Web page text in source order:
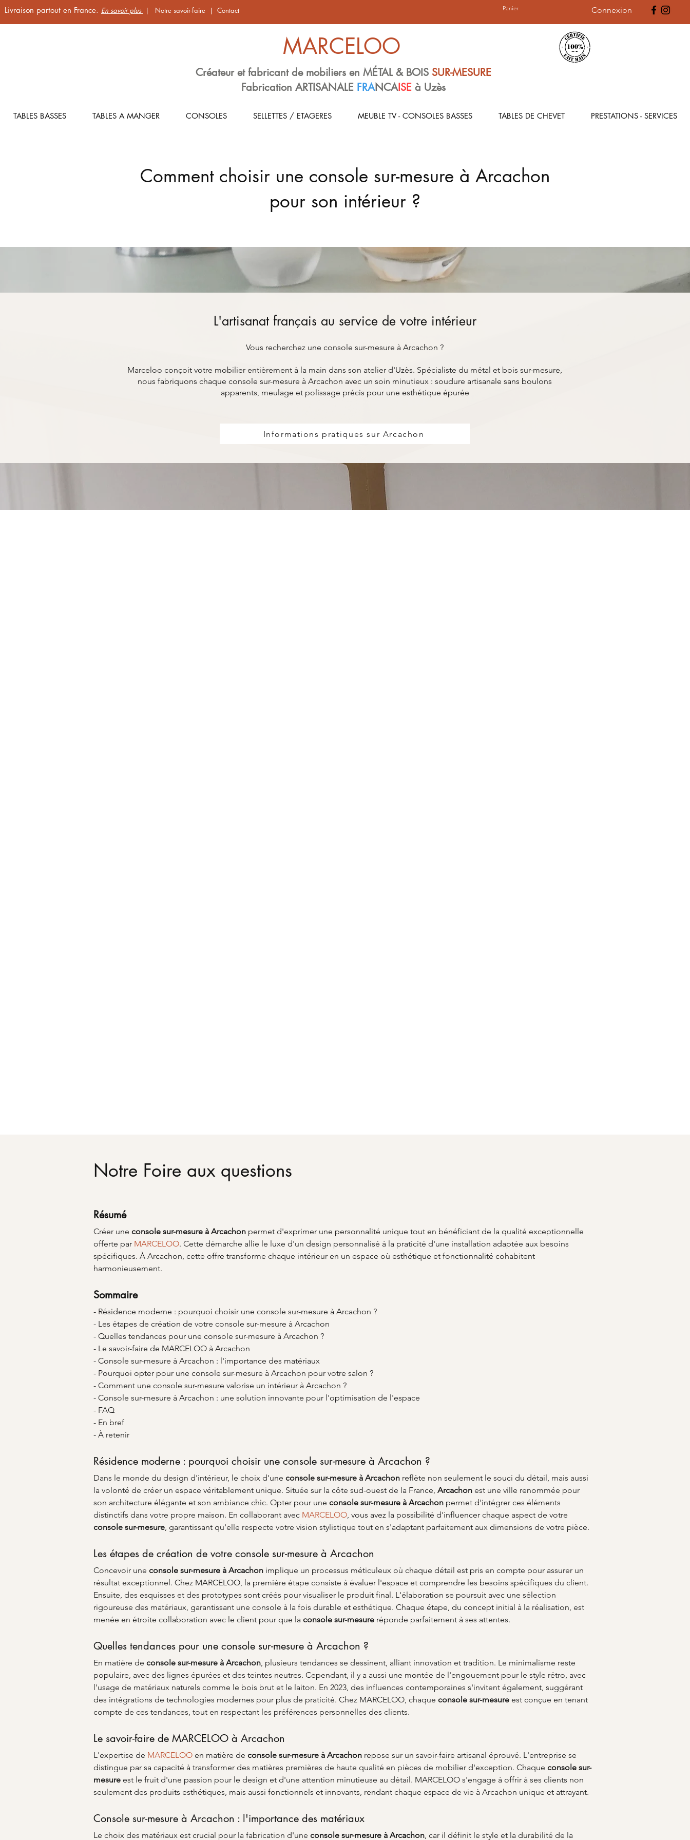
Livraison partout en France. En savoir plus | Notre savoir-faire | Contact Panier Connexion
MARCELOO
Créateur et fabricant de mobiliers en MÉTAL & BOIS SUR-MESURE
Fabrication ARTISANALE FRANCAISE à Uzès
TABLES BASSES TABLES A MANGER CONSOLES SELLETTES / ETAGERES MEUBLE TV - CONSOLES BASSES TABLES DE CHEVET PRESTATIONS - SERVICES
Comment choisir une console sur-mesure à Arcachon
pour son intérieur ?
L'artisanat français au service de votre intérieur
Vous recherchez une console sur-mesure à Arcachon ?
Marceloo conçoit votre mobilier entièrement à la main dans son atelier d'Uzès. Spécialiste du métal et bois sur-mesure,
nous fabriquons chaque console sur-mesure à Arcachon avec un soin minutieux : soudure artisanale sans boulons
apparents, meulage et polissage précis pour une esthétique épurée
Informations pratiques sur Arcachon
Notre Foire aux questions
Résumé
Créer une console sur-mesure à Arcachon permet d'exprimer une personnalité unique tout en bénéficiant de la qualité exceptionnelle
offerte par MARCELOO. Cette démarche allie le luxe d'un design personnalisé à la praticité d'une installation adaptée aux besoins
spécifiques. À Arcachon, cette offre transforme chaque intérieur en un espace où esthétique et fonctionnalité cohabitent
harmonieusement.
Sommaire
- Résidence moderne : pourquoi choisir une console sur-mesure à Arcachon ?
- Les étapes de création de votre console sur-mesure à Arcachon
- Quelles tendances pour une console sur-mesure à Arcachon ?
- Le savoir-faire de MARCELOO à Arcachon
- Console sur-mesure à Arcachon : l'importance des matériaux
- Pourquoi opter pour une console sur-mesure à Arcachon pour votre salon ?
- Comment une console sur-mesure valorise un intérieur à Arcachon ?
- Console sur-mesure à Arcachon : une solution innovante pour l'optimisation de l'espace
- FAQ
- En bref
- À retenir
Résidence moderne : pourquoi choisir une console sur-mesure à Arcachon ?
Dans le monde du design d'intérieur, le choix d'une console sur-mesure à Arcachon reflète non seulement le souci du détail, mais aussi
la volonté de créer un espace véritablement unique. Située sur la côte sud-ouest de la France, Arcachon est une ville renommée pour
son architecture élégante et son ambiance chic. Opter pour une console sur-mesure à Arcachon permet d'intégrer ces éléments
distinctifs dans votre propre maison. En collaborant avec MARCELOO, vous avez la possibilité d'influencer chaque aspect de votre
console sur-mesure, garantissant qu'elle respecte votre vision stylistique tout en s'adaptant parfaitement aux dimensions de votre pièce.
Les étapes de création de votre console sur-mesure à Arcachon
Concevoir une console sur-mesure à Arcachon implique un processus méticuleux où chaque détail est pris en compte pour assurer un
résultat exceptionnel. Chez MARCELOO, la première étape consiste à évaluer l'espace et comprendre les besoins spécifiques du client.
Ensuite, des esquisses et des prototypes sont créés pour visualiser le produit final. L'élaboration se poursuit avec une sélection
rigoureuse des matériaux, garantissant une console à la fois durable et esthétique. Chaque étape, du concept initial à la réalisation, est
menée en étroite collaboration avec le client pour que la console sur-mesure réponde parfaitement à ses attentes.
Quelles tendances pour une console sur-mesure à Arcachon ?
En matière de console sur-mesure à Arcachon, plusieurs tendances se dessinent, alliant innovation et tradition. Le minimalisme reste
populaire, avec des lignes épurées et des teintes neutres. Cependant, il y a aussi une montée de l'engouement pour le style rétro, avec
l'usage de matériaux naturels comme le bois brut et le laiton. En 2023, des influences contemporaines s'invitent également, suggérant
des intégrations de technologies modernes pour plus de praticité. Chez MARCELOO, chaque console sur-mesure est conçue en tenant
compte de ces tendances, tout en respectant les préférences personnelles des clients.
Le savoir-faire de MARCELOO à Arcachon
L'expertise de MARCELOO en matière de console sur-mesure à Arcachon repose sur un savoir-faire artisanal éprouvé. L'entreprise se
distingue par sa capacité à transformer des matières premières de haute qualité en pièces de mobilier d'exception. Chaque console sur-
mesure est le fruit d'une passion pour le design et d'une attention minutieuse au détail. MARCELOO s'engage à offrir à ses clients non
seulement des produits esthétiques, mais aussi fonctionnels et innovants, rendant chaque espace de vie à Arcachon unique et attrayant.
Console sur-mesure à Arcachon : l'importance des matériaux
Le choix des matériaux est crucial pour la fabrication d'une console sur-mesure à Arcachon, car il définit le style et la durabilité de la